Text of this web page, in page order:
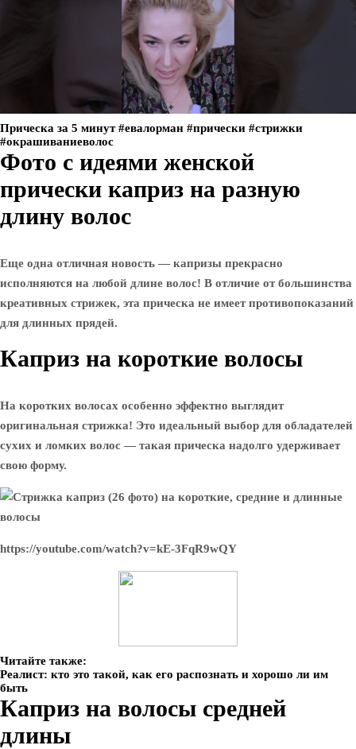
Прическа за 5 минут #евалорман #прически #стрижки
#окрашиваниеволос
Фото с идеями женской
прически каприз на разную
длину волос
Еще одна отличная новость — капризы прекрасно
исполняются на любой длине волос! В отличие от большинства
креативных стрижек, эта прическа не имеет противопоказаний
для длинных прядей.
Каприз на короткие волосы
На коротких волосах особенно эффектно выглядит
оригинальная стрижка! Это идеальный выбор для обладателей
сухих и ломких волос — такая прическа надолго удерживает
свою форму.
https://youtube.com/watch?v=kE-3FqR9wQY
Читайте также:
Реалист: кто это такой, как его распознать и хорошо ли им
быть
Каприз на волосы средней
длины